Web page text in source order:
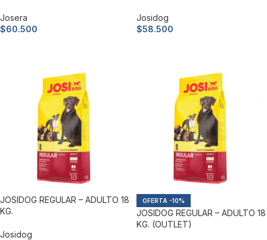
Josera
$60.500
Josidog
$58.500
JOSIDOG REGULAR – ADULTO 18
KG.
Josidog
-10%
JOSIDOG REGULAR – ADULTO 18
KG. (OUTLET)